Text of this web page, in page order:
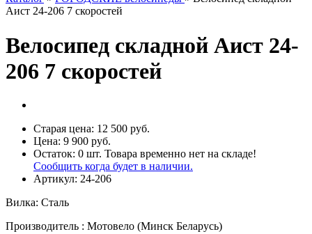
Аист 24-206 7 скоростей
Велосипед складной Аист 24-
206 7 скоростей
Старая цена: 12 500 руб.
Цена: 9 900 руб.
Остаток: 0 шт. Товара временно нет на складе!
Сообщить когда будет в наличии.
Артикул: 24-206
Вилка: Сталь
Производитель : Мотовело (Минск Беларусь)